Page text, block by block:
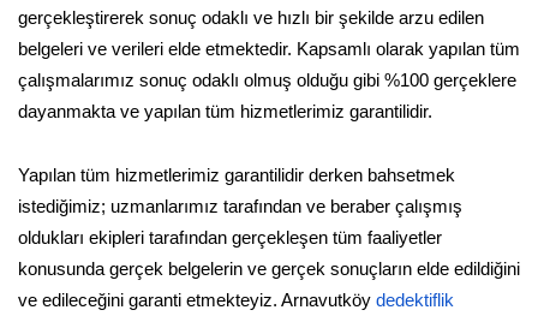
gerçekleştirerek sonuç odaklı ve hızlı bir şekilde arzu edilen
belgeleri ve verileri elde etmektedir. Kapsamlı olarak yapılan tüm
çalışmalarımız sonuç odaklı olmuş olduğu gibi %100 gerçeklere
dayanmakta ve yapılan tüm hizmetlerimiz garantilidir.
Yapılan tüm hizmetlerimiz garantilidir derken bahsetmek
istediğimiz; uzmanlarımız tarafından ve beraber çalışmış
oldukları ekipleri tarafından gerçekleşen tüm faaliyetler
konusunda gerçek belgelerin ve gerçek sonuçların elde edildiğini
ve edileceğini garanti etmekteyiz. Arnavutköy dedektiflik